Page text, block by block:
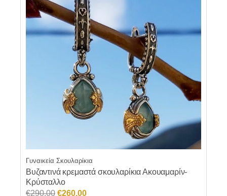
Γυναικεία Σκουλαρίκια
Βυζαντινά κρεμαστά σκουλαρίκια Ακουαμαρίν-
Κρύσταλλο
€290.00 Original
€260.00Η